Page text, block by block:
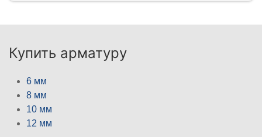
Купить арматуру
6 мм
8 мм
10 мм
12 мм